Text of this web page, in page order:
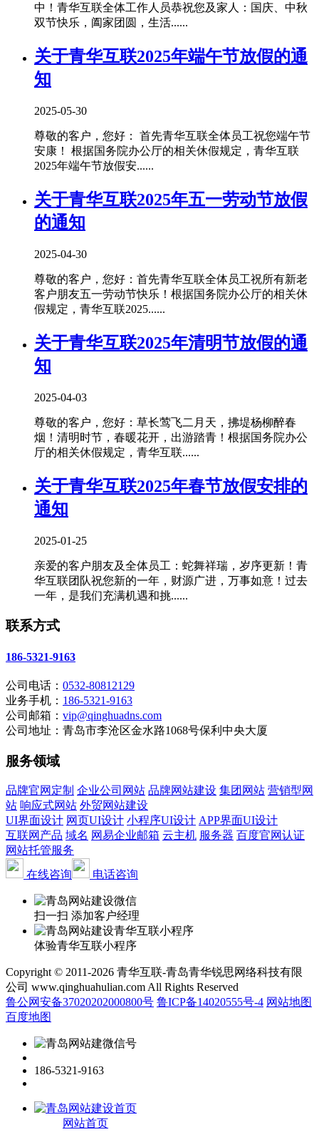
中！青华互联全体工作人员恭祝您及家人：国庆、中秋
双节快乐，阖家团圆，生活......
关于青华互联2025年端午节放假的通
知
2025-05-30
尊敬的客户，您好： 首先青华互联全体员工祝您端午节
安康！ 根据国务院办公厅的相关休假规定，青华互联
2025年端午节放假安......
关于青华互联2025年五一劳动节放假
的通知
2025-04-30
尊敬的客户，您好：首先青华互联全体员工祝所有新老
客户朋友五一劳动节快乐！根据国务院办公厅的相关休
假规定，青华互联2025......
关于青华互联2025年清明节放假的通
知
2025-04-03
尊敬的客户，您好：草长莺飞二月天，拂堤杨柳醉春
烟！清明时节，春暖花开，出游踏青！根据国务院办公
厅的相关休假规定，青华互联......
关于青华互联2025年春节放假安排的
通知
2025-01-25
亲爱的客户朋友及全体员工：蛇舞祥瑞，岁序更新！青
华互联团队祝您新的一年，财源广进，万事如意！过去
一年，是我们充满机遇和挑......
联系方式
186-5321-9163
公司电话： 0532-80812129
业务手机： 186-5321-9163
公司邮箱： vip@qinghuadns.com
公司地址：青岛市李沧区金水路1068号保利中央大厦
服务领域
品牌官网定制 企业公司网站 品牌网站建设 集团网站 营销型网
站 响应式网站 外贸网站建设
UI界面设计 网页UI设计 小程序UI设计 APP界面UI设计
互联网产品 域名 网易企业邮箱 云主机 服务器 百度官网认证
网站托管服务
在线咨询
电话咨询
扫一扫 添加客户经理
体验青华互联小程序
Copyright © 2011-2026 青华互联-青岛青华锐思网络科技有限
公司 www.qinghuahulian.com All Rights Reserved
鲁公网安备37020202000800号 鲁ICP备14020555号-4 网站地图
百度地图
186-5321-9163
网站首页